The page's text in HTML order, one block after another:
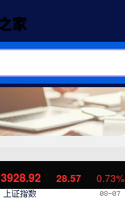
3928.92 28.57 0.73%